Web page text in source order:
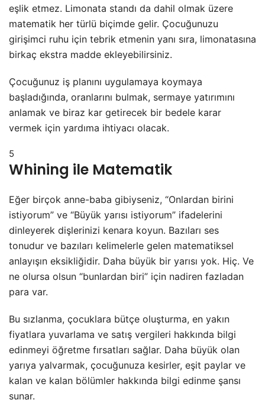
eşlik etmez. Limonata standı da dahil olmak üzere
matematik her türlü biçimde gelir. Çocuğunuzu
girişimci ruhu için tebrik etmenin yanı sıra, limonatasına
birkaç ekstra madde ekleyebilirsiniz.
Çocuğunuz iş planını uygulamaya koymaya
başladığında, oranlarını bulmak, sermaye yatırımını
anlamak ve biraz kar getirecek bir bedele karar
vermek için yardıma ihtiyacı olacak.
5
Whining ile Matematik
Eğer birçok anne-baba gibiyseniz, “Onlardan birini
istiyorum” ve “Büyük yarısı istiyorum” ifadelerini
dinleyerek dişlerinizi kenara koyun. Bazıları ses
tonudur ve bazıları kelimelerle gelen matematiksel
anlayışın eksikliğidir. Daha büyük bir yarısı yok. Hiç. Ve
ne olursa olsun “bunlardan biri” için nadiren fazladan
para var.
Bu sızlanma, çocuklara bütçe oluşturma, en yakın
fiyatlara yuvarlama ve satış vergileri hakkında bilgi
edinmeyi öğretme fırsatları sağlar. Daha büyük olan
yarıya yalvarmak, çocuğunuza kesirler, eşit paylar ve
kalan ve kalan bölümler hakkında bilgi edinme şansı
sunar.